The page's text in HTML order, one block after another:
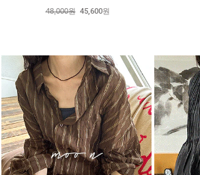
48,000원 45,600원